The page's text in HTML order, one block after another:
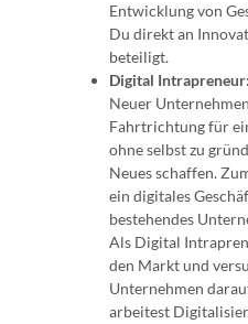
Entwicklung von
Du direkt an
beteiligt.
Digital
Neuer
Fahrtrichtung für
ohne selbst zu
Neues schaffen.
ein digitales
bestehendes
Als Digital
den Markt und
Unternehmen
arbeitest